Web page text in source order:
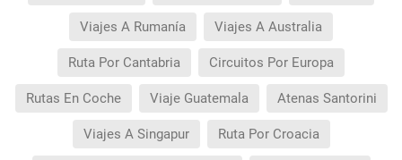
Viajes A Rumanía Viajes A Australia
Ruta Por Cantabria Circuitos Por Europa
Rutas En Coche Viaje Guatemala Atenas Santorini
Viajes A Singapur Ruta Por Croacia